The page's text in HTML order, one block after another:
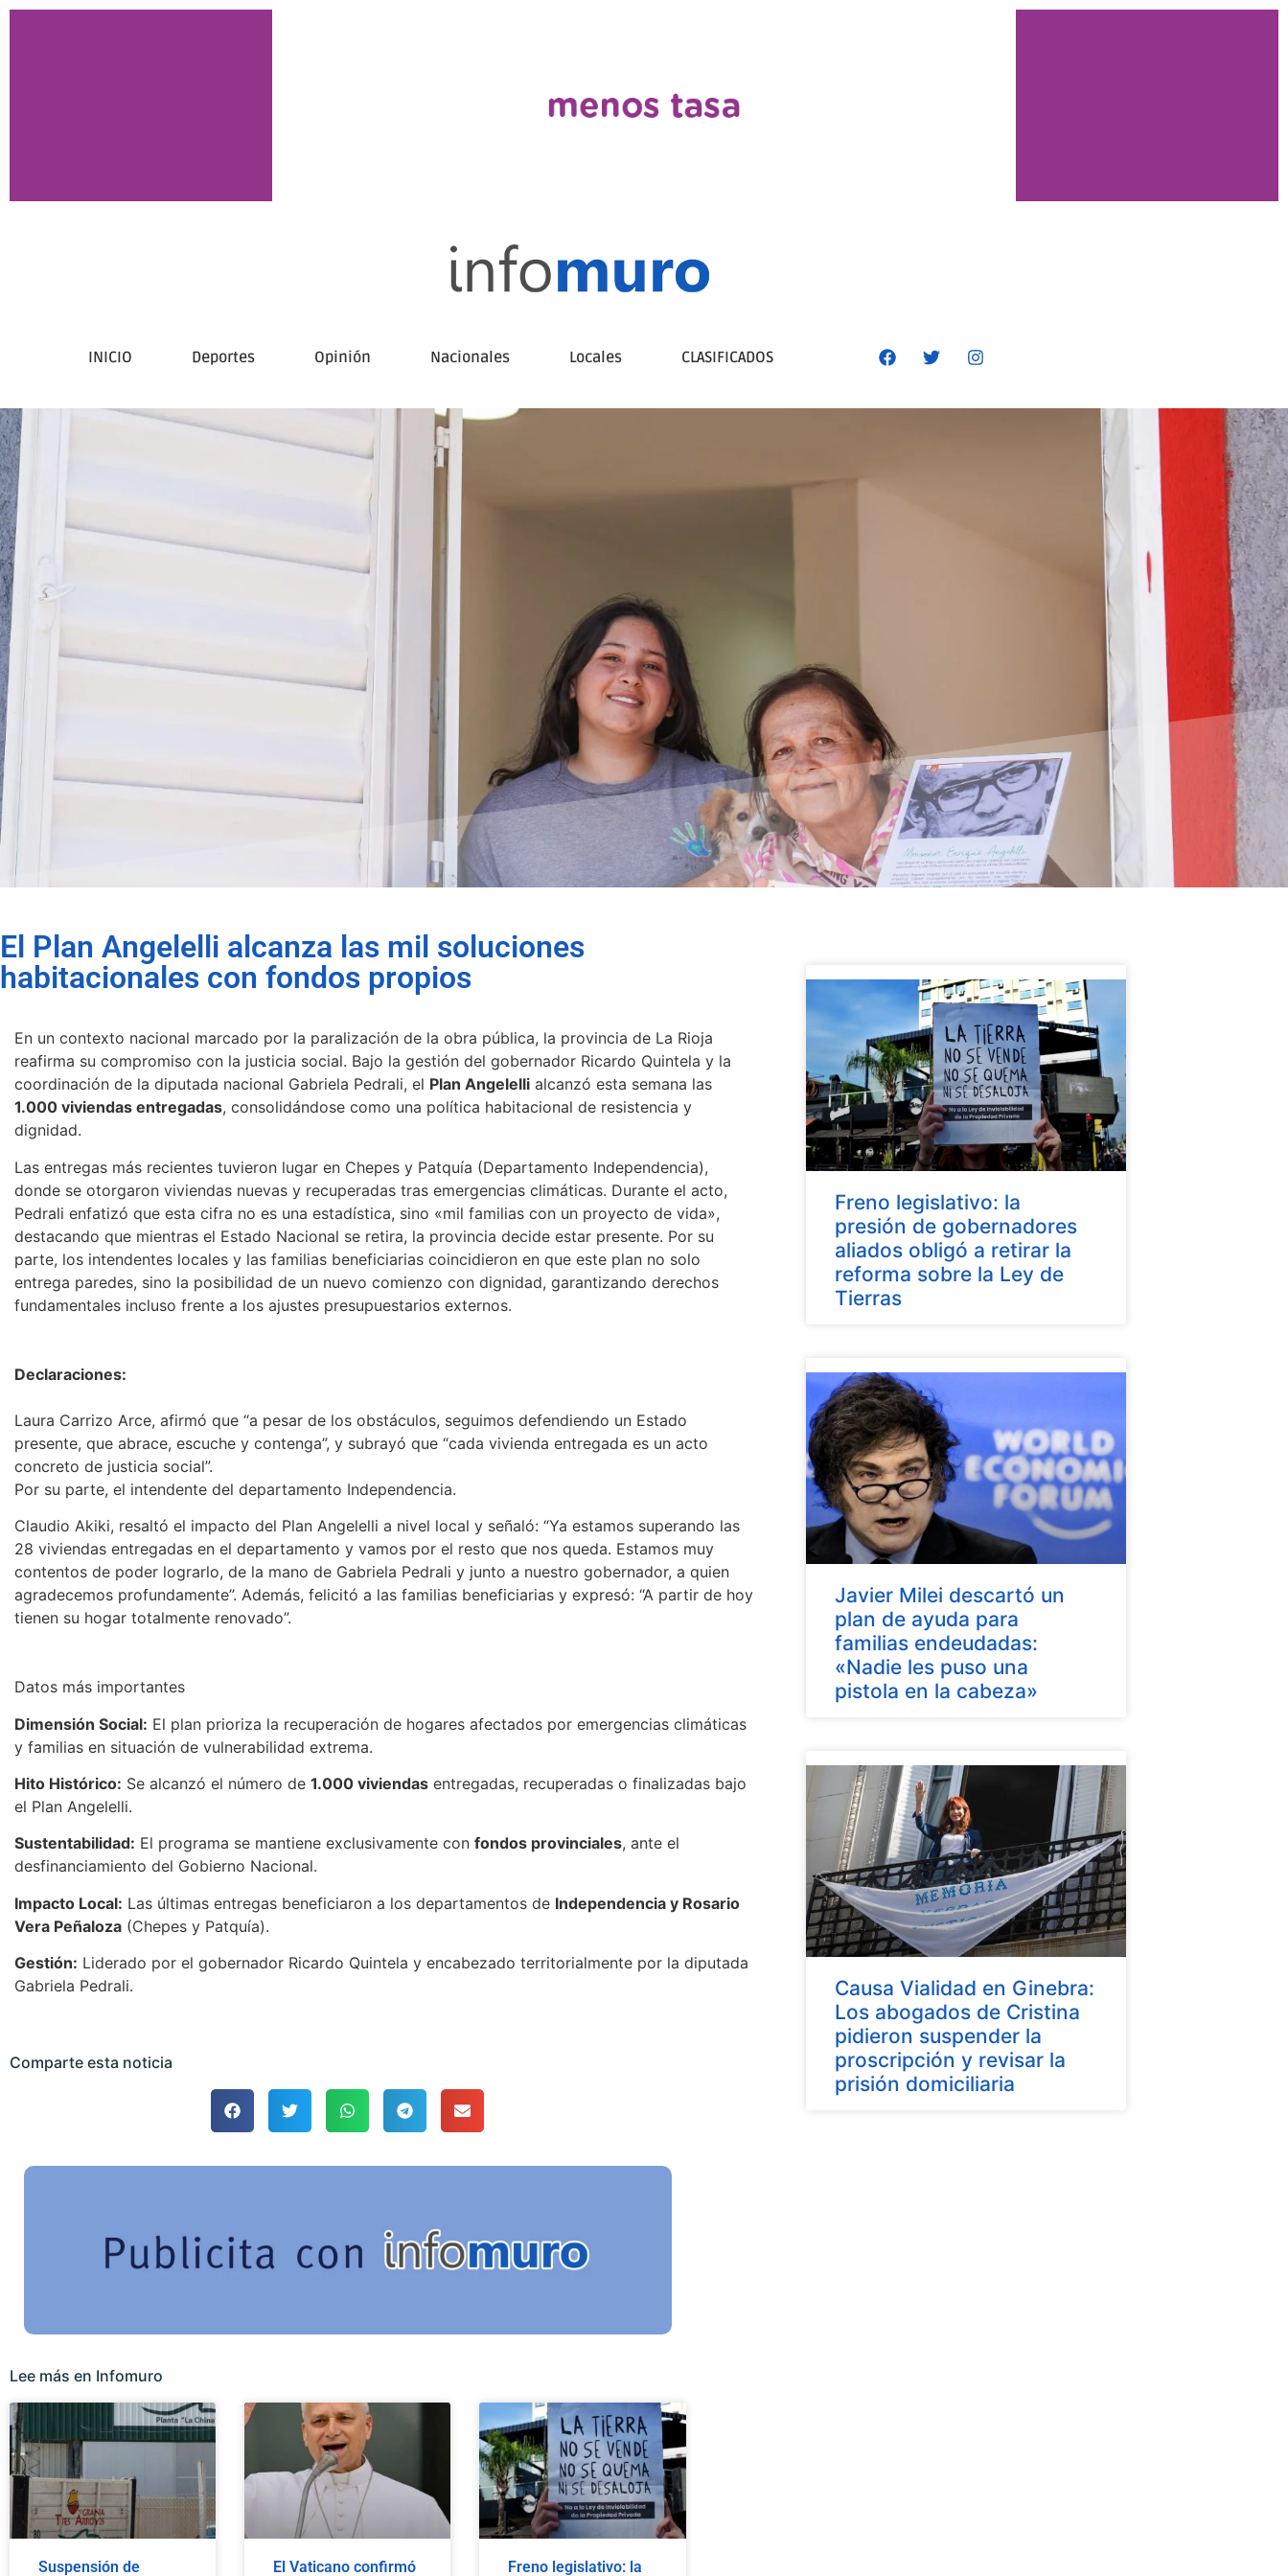
INICIO Deportes Opinión Nacionales Locales CLASIFICADOS
El Plan Angelelli alcanza las mil soluciones
habitacionales con fondos propios
En un contexto nacional marcado por la paralización de la obra pública, la provincia de La Rioja
reafirma su compromiso con la justicia social. Bajo la gestión del gobernador Ricardo Quintela y la
coordinación de la diputada nacional Gabriela Pedrali, el Plan Angelelli alcanzó esta semana las
1.000 viviendas entregadas, consolidándose como una política habitacional de resistencia y
dignidad.
Las entregas más recientes tuvieron lugar en Chepes y Patquía (Departamento Independencia),
donde se otorgaron viviendas nuevas y recuperadas tras emergencias climáticas. Durante el acto,
Pedrali enfatizó que esta cifra no es una estadística, sino «mil familias con un proyecto de vida»,
destacando que mientras el Estado Nacional se retira, la provincia decide estar presente. Por su
parte, los intendentes locales y las familias beneficiarias coincidieron en que este plan no solo
entrega paredes, sino la posibilidad de un nuevo comienzo con dignidad, garantizando derechos
fundamentales incluso frente a los ajustes presupuestarios externos.
Declaraciones:
Laura Carrizo Arce, afirmó que “a pesar de los obstáculos, seguimos defendiendo un Estado
presente, que abrace, escuche y contenga”, y subrayó que “cada vivienda entregada es un acto
concreto de justicia social”.
Por su parte, el intendente del departamento Independencia.
Claudio Akiki, resaltó el impacto del Plan Angelelli a nivel local y señaló: “Ya estamos superando las
28 viviendas entregadas en el departamento y vamos por el resto que nos queda. Estamos muy
contentos de poder lograrlo, de la mano de Gabriela Pedrali y junto a nuestro gobernador, a quien
agradecemos profundamente”. Además, felicitó a las familias beneficiarias y expresó: “A partir de hoy
tienen su hogar totalmente renovado”.
Datos más importantes
Dimensión Social: El plan prioriza la recuperación de hogares afectados por emergencias climáticas
y familias en situación de vulnerabilidad extrema.
Hito Histórico: Se alcanzó el número de 1.000 viviendas entregadas, recuperadas o finalizadas bajo
el Plan Angelelli.
Sustentabilidad: El programa se mantiene exclusivamente con fondos provinciales, ante el
desfinanciamiento del Gobierno Nacional.
Impacto Local: Las últimas entregas beneficiaron a los departamentos de Independencia y Rosario
Vera Peñaloza (Chepes y Patquía).
Gestión: Liderado por el gobernador Ricardo Quintela y encabezado territorialmente por la diputada
Gabriela Pedrali.
Comparte esta noticia
Lee más en Infomuro
Suspensión de
El Vaticano confirmó
Freno legislativo: la
Freno legislativo: la
presión de gobernadores
aliados obligó a retirar la
reforma sobre la Ley de
Tierras
Javier Milei descartó un
plan de ayuda para
familias endeudadas:
«Nadie les puso una
pistola en la cabeza»
Causa Vialidad en Ginebra:
Los abogados de Cristina
pidieron suspender la
proscripción y revisar la
prisión domiciliaria